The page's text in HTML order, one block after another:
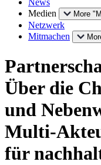
Medien
More
Netzwerk
Mitmachen
Über die
und
Multi-
für